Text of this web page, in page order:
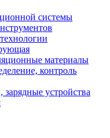
системы
материалы
контроль
устройства